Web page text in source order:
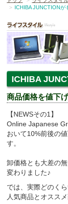
ICHIBA JUNCTIONが
ICHIBA
商品価格を値下
【NEWSその1】
Online Japanese
おいて10%前後の
す。
卸価格とも大差の
変わりました♪
では、実際どのく
人気商品とオスス